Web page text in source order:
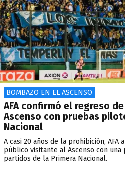
BOMBAZO EN EL ASCENSO
AFA confirmó el regreso
Ascenso con pruebas
Nacional
A casi 20 años de la prohibición, AFA
público visitante al Ascenso con
partidos de la Primera Nacional.